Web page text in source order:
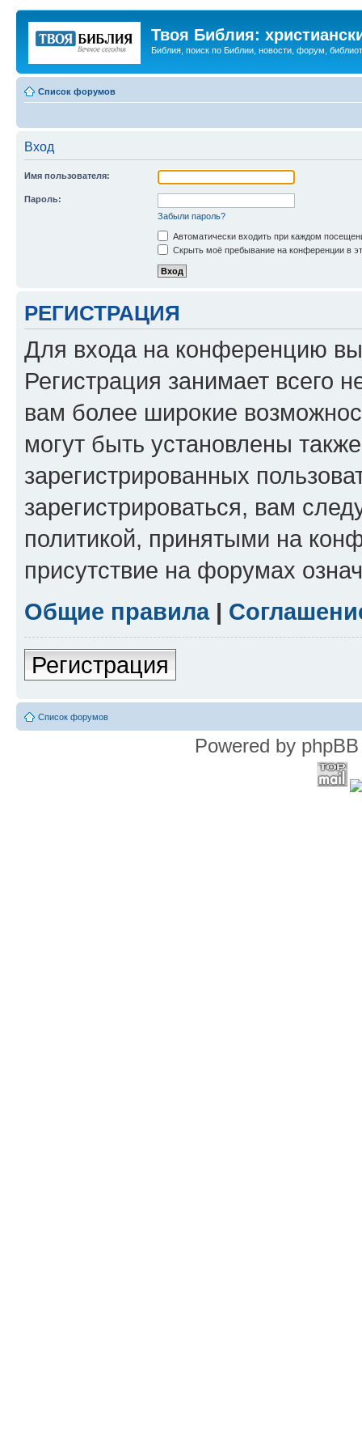
Твоя Библия:
Библия, поиск по Библии, новости, форум,
Список форумов
Вход
Имя пользователя:
Пароль:
Забыли пароль?
Автоматически входить при каждом
Скрыть моё пребывание на конференции в
РЕГИСТРАЦИЯ
Для входа на конференцию
Регистрация занимает всего
вам более широкие
могут быть установлены
зарегистрированных
зарегистрироваться, вам
политикой, принятыми на
присутствие на форумах
Общие правила|
Регистрация
Список форумов
Powered by